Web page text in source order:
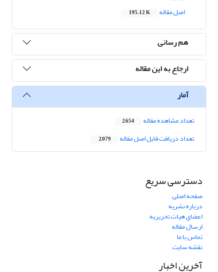
اصل مقاله
195.12 K
هم رسانی
ارجاع به این مقاله
آمار
تعداد مشاهده مقاله 2,654
تعداد دریافت فایل اصل مقاله 2,079
دسترسی سریع
صفحه اصلی
درباره نشریه
اعضای هیات تحریریه
ارسال مقاله
تماس با ما
نقشه سایت
آخرین اخبار